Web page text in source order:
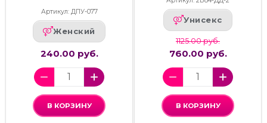
Артикул: ДПУ-077
Женский
240.00 руб.
В КОРЗИНУ
Унисекс
1125.00 руб.
760.00 руб.
В КОРЗИНУ